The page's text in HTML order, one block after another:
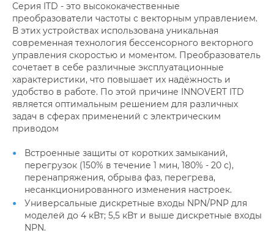
Серия ITD - это высококачественные
преобразователи частоты с векторным управлением.
В этих устройствах использована уникальная
современная технология бессенсорного векторного
управления скоростью и моментом. Преобразователь
сочетает в себе различные эксплуатационные
характеристики, что повышает их надёжность и
удобство в работе. По этой причине INNOVERT ITD
является оптимальным решением для различных
задач в сферах применений c электрическим
приводом
Встроенные защиты от коротких замыканий,
перегрузок (150% в течение 1 мин, 180% - 20 с),
перенапряжения, обрыва фаз, перегрева,
несанкционированного изменения настроек.
Универсальные дискретные входы NPN/PNP для
моделей до 4 кВт; 5,5 кВт и выше дискретные входы
NPN.